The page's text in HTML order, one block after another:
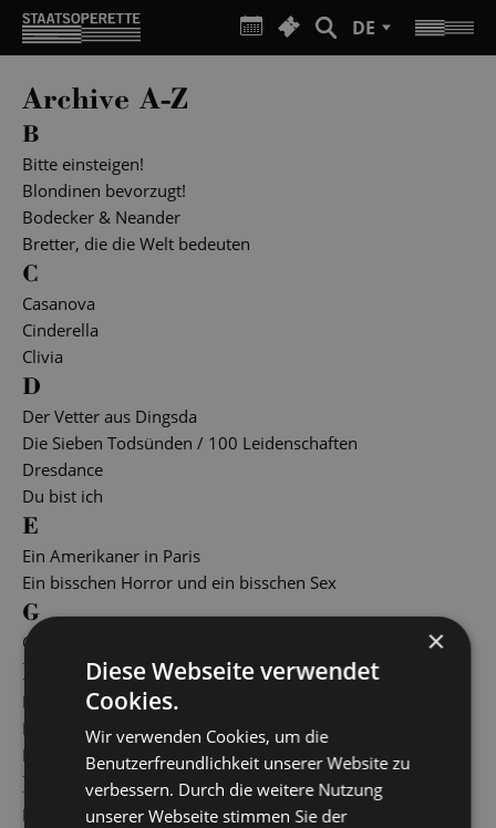
DE
Archive A-Z
B
Bitte einsteigen!
Blondinen bevorzugt!
Bodecker & Neander
Bretter, die die Welt bedeuten
C
Casanova
Cinderella
Clivia
D
Der Vetter aus Dingsda
Die Sieben Todsünden / 100 Leidenschaften
Dresdance
Du bist ich
E
Ein Amerikaner in Paris
Ein bisschen Horror und ein bisschen Sex
G
Grimm!
H
Heut‘ Abend lad‘ ich mir die Liebe ein
HIER und JETZT und HIMMELBLAU
Hooray for Hollywood
I
Im Weißen Rössl
×
Diese Webseite verwendet
Cookies.
Wir verwenden Cookies, um die
Benutzerfreundlichkeit unserer Website zu
verbessern. Durch die weitere Nutzung
unserer Webseite stimmen Sie der